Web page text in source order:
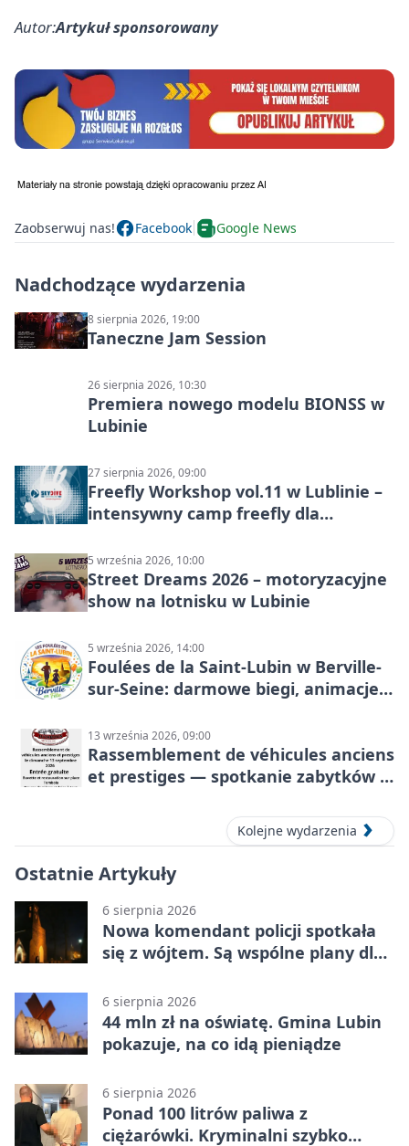
Autor:Artykuł sponsorowany
Zaobserwuj nas! Facebook Google News
Nadchodzące wydarzenia
8 sierpnia 2026, 19:00
Taneczne Jam Session
26 sierpnia 2026, 10:30
Premiera nowego modelu BIONSS w
Lubinie
27 sierpnia 2026, 09:00
Freefly Workshop vol.11 w Lublinie –
intensywny camp freefly dla
5 września 2026, 10:00
Street Dreams 2026 – motoryzacyjne
show na lotnisku w Lubinie
5 września 2026, 14:00
Foulées de la Saint-Lubin w Berville-
sur-Seine: darmowe biegi, animacje i
13 września 2026, 09:00
Rassemblement de véhicules anciens
et prestiges — spotkanie zabytków i
Kolejne wydarzenia
Ostatnie Artykuły
6 sierpnia 2026
Nowa komendant policji spotkała
się z wójtem. Są wspólne plany dla
6 sierpnia 2026
44 mln zł na oświatę. Gmina Lubin
pokazuje, na co idą pieniądze
6 sierpnia 2026
Ponad 100 litrów paliwa z
ciężarówki. Kryminalni szybko